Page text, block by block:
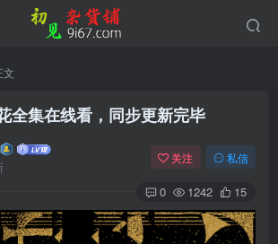
文
全集在线看，同步更新完毕
关注 私信
0 1242 15